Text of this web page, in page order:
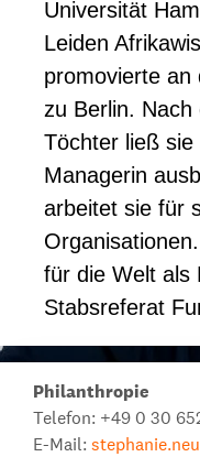
Universität
Leiden
promovierte an
zu Berlin.
Töchter ließ
Managerin
arbeitet sie für
für die Welt als
Stabsreferat
Philanthropie
Telefon: +49 0 30
E-Mail: